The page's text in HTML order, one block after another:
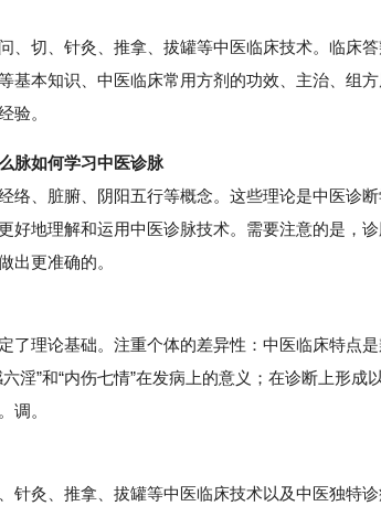
切、针灸、推拿、拔罐等中医临床技术。临床答
基本知识、中医临床常用方剂的功效、主治、组
验。
脉如何学习中医诊脉
络、脏腑、阴阳五行等概念。这些理论是中医诊
好地理解和运用中医诊脉技术。需要注意的是，
出更准确的。
理论基础。注重个体的差异性：中医临床特点是
淫”和“内伤七情”在发病上的意义；在诊断上形成
调。
灸、推拿、拔罐等中医临床技术以及中医独特诊